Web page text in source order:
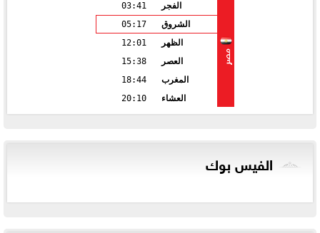
مصر
الفجر
03:41
الشروق
05:17
الظهر
12:01
العصر
15:38
المغرب
18:44
العشاء
20:10
الفيس بوك